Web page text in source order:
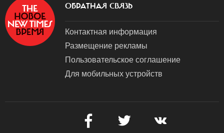
ОБРАТНАЯ СВЯЗЬ
Контактная информация
Размещение рекламы
Пользовательское соглашение
Для мобильных устройств